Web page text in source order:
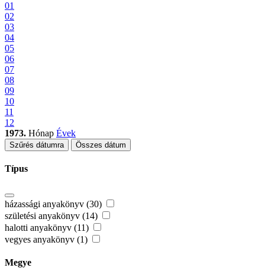
01
02
03
04
05
06
07
08
09
10
11
12
1973. Hónap Évek
Szűrés dátumra Összes dátum
Típus
házassági anyakönyv (30)
születési anyakönyv (14)
halotti anyakönyv (11)
vegyes anyakönyv (1)
Megye